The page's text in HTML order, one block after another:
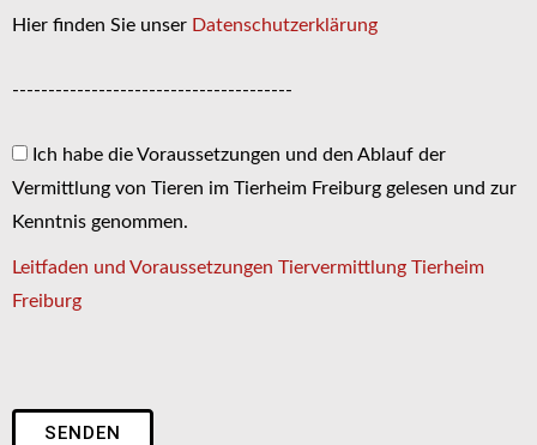
Hier finden Sie unser Datenschutzerklärung
---------------------------------------
Ich habe die Voraussetzungen und den Ablauf der
Vermittlung von Tieren im Tierheim Freiburg gelesen und zur
Kenntnis genommen.
Leitfaden und Voraussetzungen Tiervermittlung Tierheim
Freiburg
SENDEN